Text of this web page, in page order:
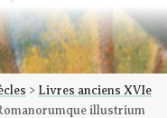
collection Marie
> Livres anciens XVIe
illustrium